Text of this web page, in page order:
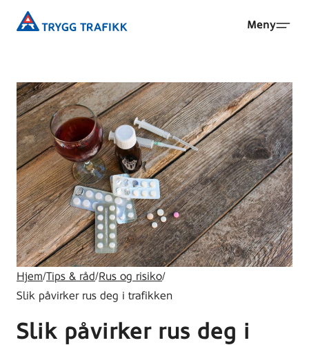
Trygg
Meny
Hjem/Tips & råd/Rus og risiko/
Slik påvirker rus deg i trafikken
Slik påvirker rus deg i